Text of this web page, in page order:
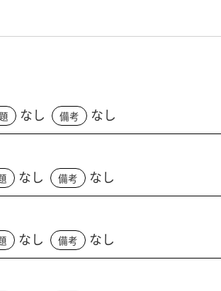
なし 備考
なし
なし 備考
なし
なし 備考
なし